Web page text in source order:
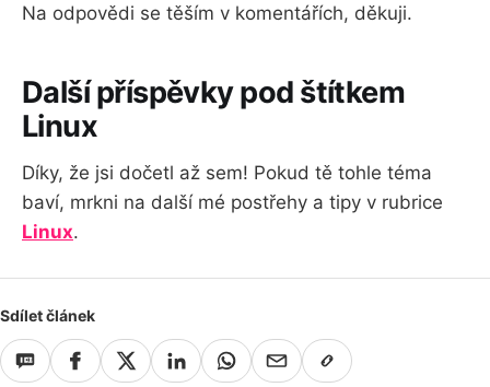
Na odpovědi se těším v komentářích, děkuji.
Další příspěvky pod štítkem
Linux
Díky, že jsi dočetl až sem! Pokud tě tohle téma
baví, mrkni na další mé postřehy a tipy v rubrice
Linux.
Sdílet článek